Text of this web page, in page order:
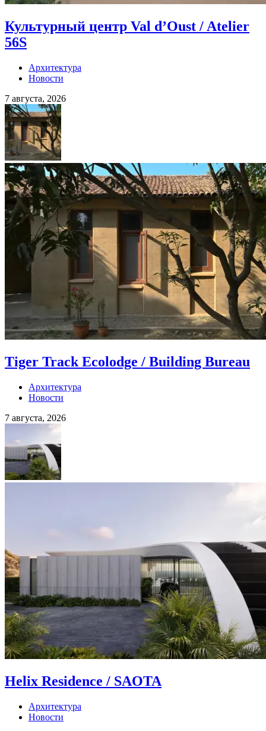
Культурный центр Val d’Oust / Atelier
56S
Архитектура
Новости
7 августа, 2026
Tiger Track Ecolodge / Building Bureau
Архитектура
Новости
7 августа, 2026
Helix Residence / SAOTA
Архитектура
Новости